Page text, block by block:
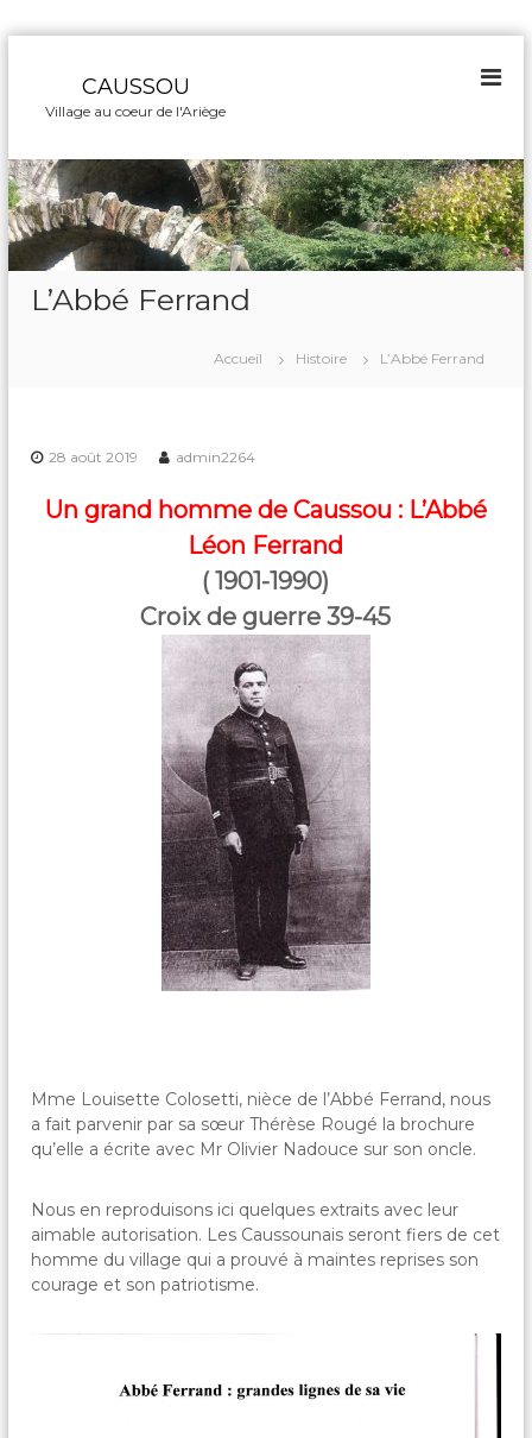
a
u
c
o
n
CAUSSOU
Village au coeur de l'Ariège
L’Abbé Ferrand
Accueil Histoire L’Abbé Ferrand
28 août 2019 admin2264
Un grand homme de Caussou : L’Abbé
Léon Ferrand
( 1901-1990)
Croix de guerre 39-45
Mme Louisette Colosetti, nièce de l’Abbé Ferrand, nous
a fait parvenir par sa sœur Thérèse Rougé la brochure
qu’elle a écrite avec Mr Olivier Nadouce sur son oncle.
Nous en reproduisons ici quelques extraits avec leur
aimable autorisation. Les Caussounais seront fiers de cet
homme du village qui a prouvé à maintes reprises son
courage et son patriotisme.